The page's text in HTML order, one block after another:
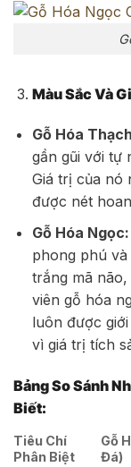
Màu Sắc Và
Gỗ Hóa
gần gũi với tự
Giá trị của nó
được nét
Gỗ Hóa Ngọc:
phong phú
trắng mã
viên gỗ hóa
luôn được
vì giá trị tích
Bảng So Sánh
Biết:
Tiêu Chí
Phân Biệt
Gỗ
Đá)